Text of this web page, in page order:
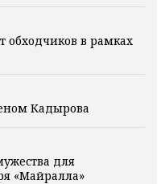
обходчиков в рамках
Кадырова
для
«Майралла»